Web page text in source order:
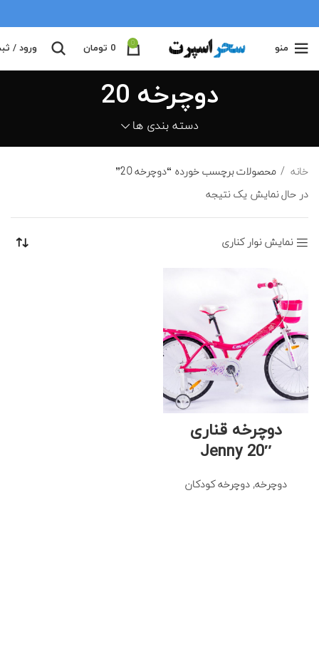
منو 0
0 تومان ورود /
دوچرخه 20
دسته بندی ها
خانه
محصولات برچسب خورده “دوچرخه 20”
در حال نمایش یک نتیجه
نمایش نوار کناری
دوچرخه قناری
Jenny 20″
دوچرخه, دوچرخه کودکان